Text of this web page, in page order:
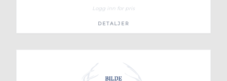
Logg inn for pris
DETALJER